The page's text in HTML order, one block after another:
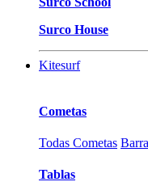
Surco House
Kitesurf
Cometas
Todas Cometas
Tablas